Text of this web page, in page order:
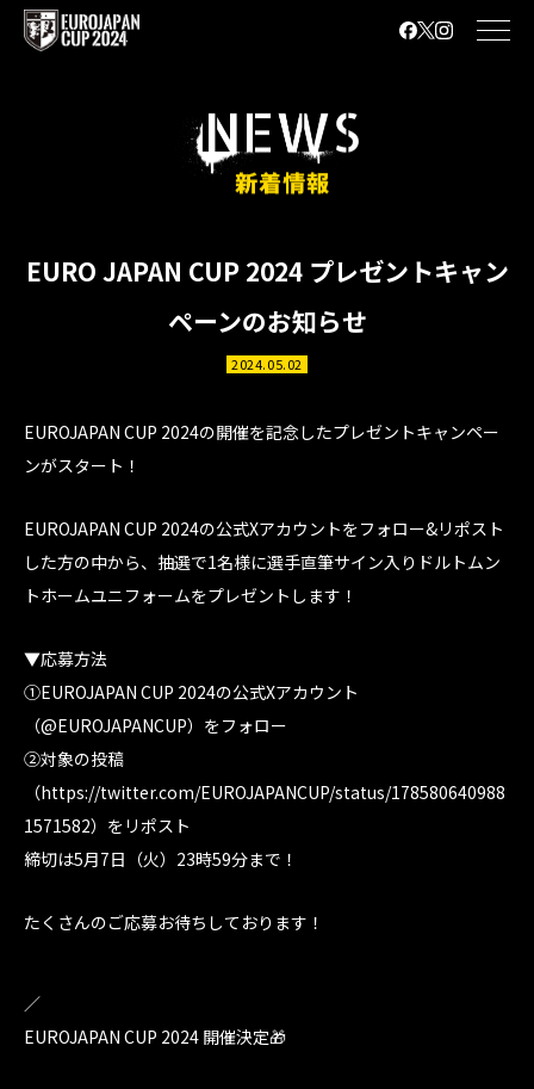
EURO JAPAN CUP 2024 プレゼントキャン
ペーンのお知らせ
2024.05.02
EUROJAPAN CUP 2024の開催を記念したプレゼントキャンペー
ンがスタート！
EUROJAPAN CUP 2024の公式Xアカウントをフォロー&リポスト
した方の中から、抽選で1名様に選手直筆サイン入りドルトムン
トホームユニフォームをプレゼントします！
▼応募方法
①EUROJAPAN CUP 2024の公式Xアカウント
（@EUROJAPANCUP）をフォロー
②対象の投稿
（https://twitter.com/EUROJAPANCUP/status/178580640988
1571582）をリポスト
締切は5月7日（火）23時59分まで！
たくさんのご応募お待ちしております！
／
EUROJAPAN CUP 2024 開催決定🎁